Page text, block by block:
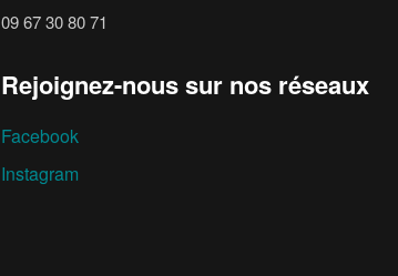
09 67 30 80 71
Rejoignez-nous sur nos réseaux
Facebook
Instagram